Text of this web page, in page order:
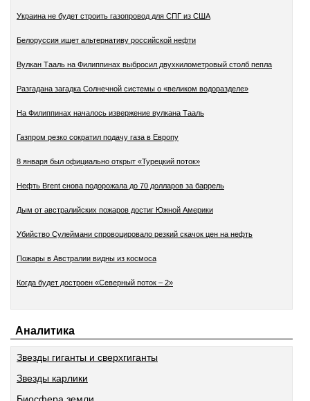
Украина не будет строить газопровод для СПГ из США
Белоруссия ищет альтернативу российской нефти
Вулкан Тааль на Филиппинах выбросил двухкилометровый столб пепла
Разгадана загадка Солнечной системы о «великом водоразделе»
На Филиппинах началось извержение вулкана Тааль
Газпром резко сократил подачу газа в Европу
8 января был официально открыт «Турецкий поток»
Нефть Brent снова подорожала до 70 долларов за баррель
Дым от австралийских пожаров достиг Южной Америки
Убийство Сулеймани спровоцировало резкий скачок цен на нефть
Пожары в Австралии видны из космоса
Когда будет достроен «Северный поток – 2»
Аналитика
Звезды гиганты и сверхгиганты
Звезды карлики